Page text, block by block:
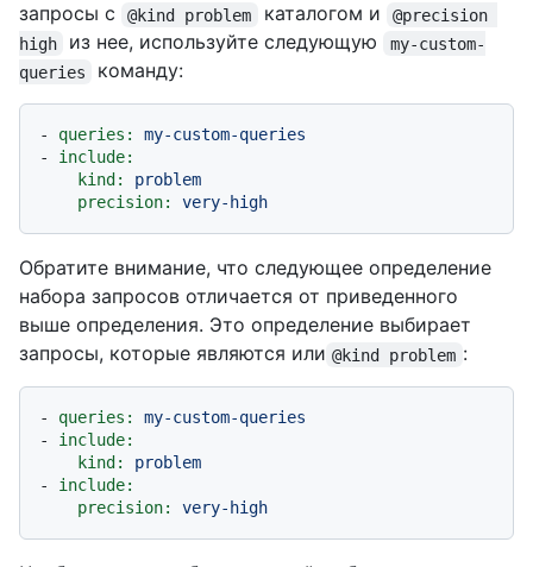
запросы с
@kind problem каталогом и
@precision
high
из нее, используйте следующую
my-custom-
queries
команду:
- queries:
my-custom-queries
-
include:
kind:
problem
precision:
very-high
Обратите внимание, что следующее определение
набора запросов отличается от приведенного
выше определения. Это определение выбирает
запросы, которые являются или @kind problem :
- queries:
my-custom-queries
-
include:
kind:
problem
-
include:
precision:
very-high